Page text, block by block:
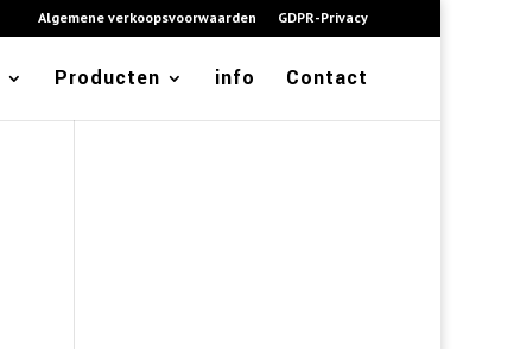
Algemene verkoopsvoorwaarden GDPR-Privacy
Producten info Contact